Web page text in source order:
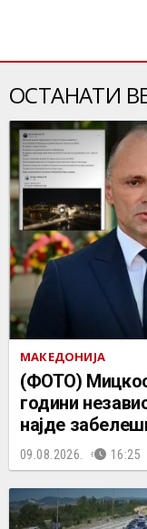
ОСТАНАТИ
МАКЕДОНИЈА
(ФОТО)
години
најде
09.08.2026. 16:25